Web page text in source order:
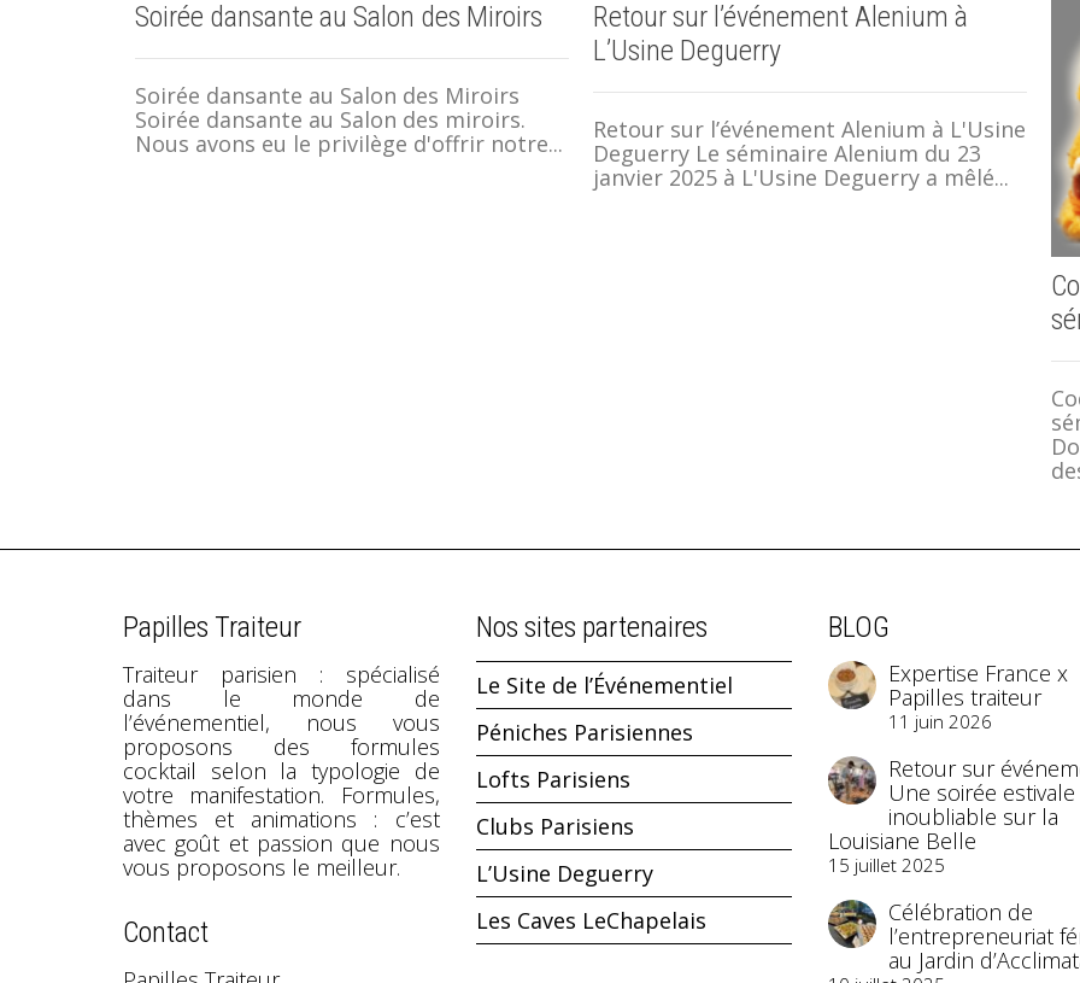
Soirée dansante au Salon des Miroirs
Soirée dansante au Salon des Miroirs
Soirée dansante au Salon des miroirs.
Nous avons eu le privilège d'offrir notre...
Retour sur l’événement Alenium à
L’Usine Deguerry
Retour sur l’événement Alenium à L'Usine
Deguerry Le séminaire Alenium du 23
janvier 2025 à L'Usine Deguerry a mêlé...
Papilles Traiteur
Traiteur parisien : spécialisé
dans le monde de
l’événementiel, nous vous
proposons des formules
cocktail selon la typologie de
votre manifestation. Formules,
thèmes et animations : c’est
avec goût et passion que nous
vous proposons le meilleur.
Contact
Nos sites partenaires
Le Site de l’Événementiel
Péniches Parisiennes
Lofts Parisiens
Clubs Parisiens
L’Usine Deguerry
Les Caves LeChapelais
BLOG
Expertise France x
Papilles traiteur
11 juin 2026
Retour sur
Une soirée estivale
inoubliable sur la
Louisiane Belle
15 juillet 2025
Célébration de
l’entrepreneuriat
au Jardin